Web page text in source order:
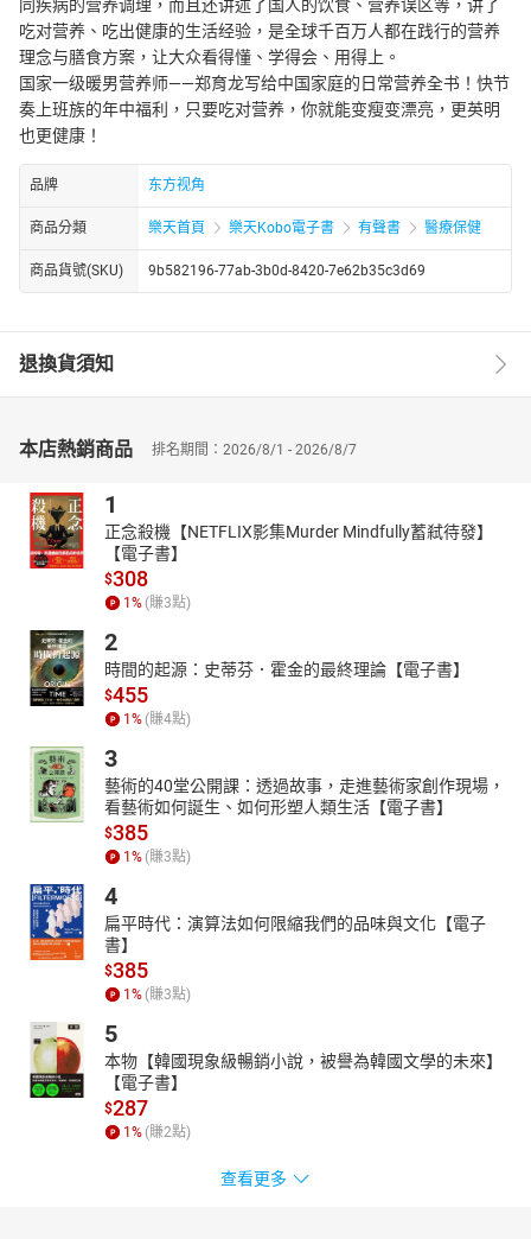
同疾病的营养调理，而且还讲述了国人的饮食、营养误区等，讲了
吃对营养、吃出健康的生活经验，是全球千百万人都在践行的营养
理念与膳食方案，让大众看得懂、学得会、用得上。
国家一级暖男营养师——郑育龙写给中国家庭的日常营养全书！快节
奏上班族的年中福利，只要吃对营养，你就能变瘦变漂亮，更英明
也更健康！
品牌 东方视角
商品分類 樂天首頁 樂天Kobo電子書 有聲書 醫療保健
商品貨號(SKU) 9b582196-77ab-3b0d-8420-7e62b35c3d69
退換貨須知
本店熱銷商品 排名期間：2026/8/1 - 2026/8/7
1
正念殺機【NETFLIX影集Murder Mindfully蓄弒待發】
【電子書】
$308
1% (賺3點)
2
時間的起源：史蒂芬．霍金的最終理論【電子書】
$455
1% (賺4點)
3
藝術的40堂公開課：透過故事，走進藝術家創作現場，
看藝術如何誕生、如何形塑人類生活【電子書】
$385
1% (賺3點)
4
扁平時代：演算法如何限縮我們的品味與文化【電子
書】
$385
1% (賺3點)
5
本物【韓國現象級暢銷小說，被譽為韓國文學的未來】
【電子書】
$287
1% (賺2點)
查看更多